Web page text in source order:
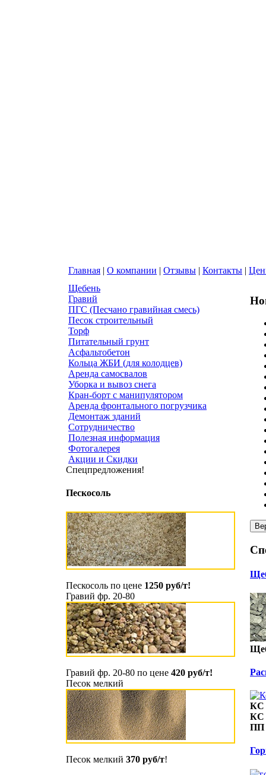
Главная | О компании | Отзывы | Контакты |
Щебень
Гравий
ПГС (Песчано гравийная смесь)
Песок строительный
Торф
Питательный грунт
Асфальтобетон
Кольца ЖБИ (для колодцев)
Аренда самосвалов
Уборка и вывоз снега
Кран-борт с манипулятором
Аренда фронтального погрузчика
Демонтаж зданий
Сотрудничество
Полезная информация
Фотогалерея
Акции и Скидки
Спецпредложения!
Пескосоль
Пескосоль по цене 1250 руб/т!
Гравий фр. 20-80
Гравий фр. 20-80 по цене 420 руб/т!
Песок мелкий
Песок мелкий 370 руб/т!
КС
КС
ПП